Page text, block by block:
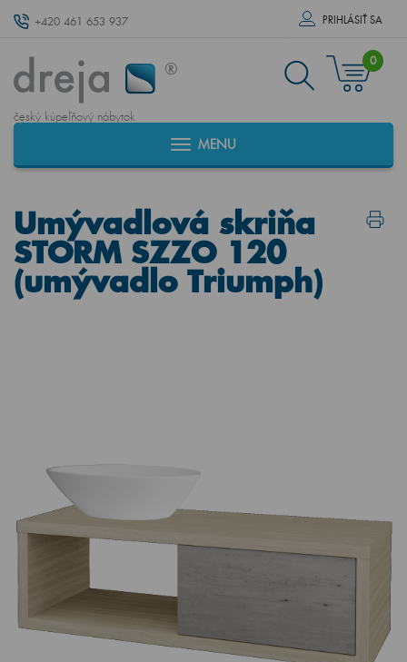
+420 461 653 937 PRIHLÁSIŤ SA
český kúpeľňový nábytok
0
MENU
Umývadlová skriňa
STORM SZZO 120
(umývadlo Triumph)